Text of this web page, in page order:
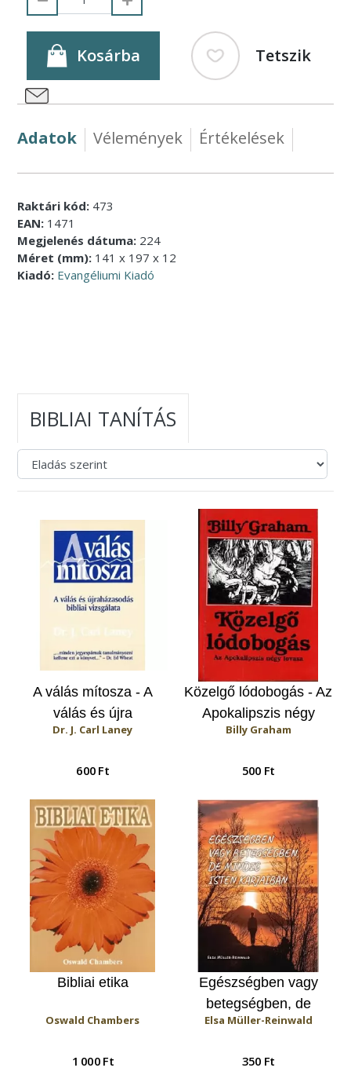
Kosárba Tetszik
Adatok Vélemények Értékelések
Raktári kód: 473
EAN: 1471
Megjelenés dátuma: 224
Méret (mm): 141 x 197 x 12
Kiadó: Evangéliumi Kiadó
BIBLIAI TANÍTÁS
A válás mítosza - A
válás és újra
házasodás bibliai
Dr. J. Carl Laney
600 Ft
Közelgő lódobogás - Az
Apokalipszis négy
lovasa
Billy Graham
500 Ft
Bibliai etika
Oswald Chambers
1 000 Ft
Egészségben vagy
betegségben, de
mindig Isten karjaiban
Elsa Müller-Reinwald
350 Ft